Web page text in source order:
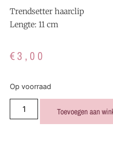
Trendsetter haarclip
Lengte: 11 cm
€3,00
Op voorraad
Toevoegen aan